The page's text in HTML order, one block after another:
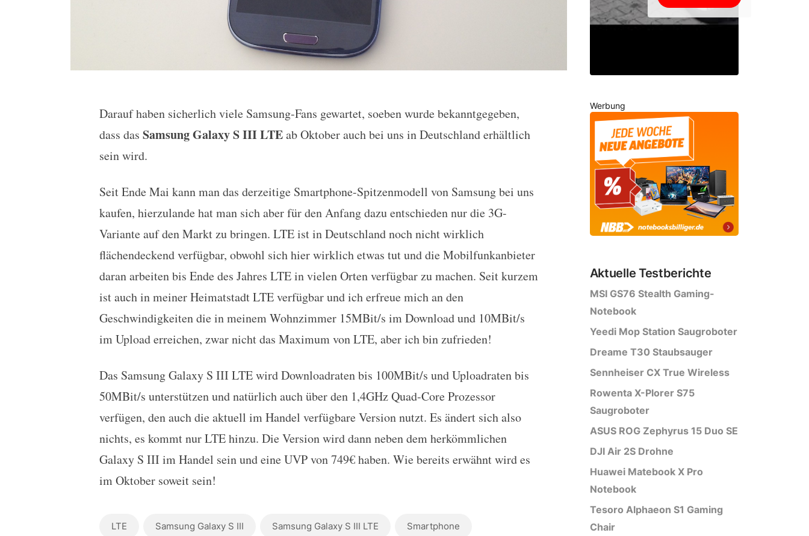
Samsung Galaxy S III LTE ab Oktober auch in Deutschland
Darauf haben sicherlich viele Samsung-Fans gewartet, soeben wurde bekanntgegeben,
dass das Samsung Galaxy S III LTEab Oktober auch bei uns in Deutschland erhältlich
sein wird.
Seit Ende Mai kann man das derzeitige Smartphone-Spitzenmodell von Samsung bei uns
kaufen, hierzulande hat man sich aber für den Anfang dazu entschieden nur die 3G-
Variante auf den Markt zu bringen. LTE ist in Deutschland noch nicht wirklich
flächendeckend verfügbar, obwohl sich hier wirklich etwas tut und die Mobilfunkanbieter
daran arbeiten bis Ende des Jahres LTE in vielen Orten verfügbar zu machen. Seit kurzem
ist auch in meiner Heimatstadt LTE verfügbar und ich erfreue mich an den
Geschwindigkeiten die in meinem Wohnzimmer 15MBit/s im Download und 10MBit/s
im Upload erreichen, zwar nicht das Maximum von LTE, aber ich bin zufrieden!
Das Samsung Galaxy S III LTE wird Downloadraten bis 100MBit/s und Uploadraten bis
50MBit/s unterstützen und natürlich auch über den 1,4GHz Quad-Core Prozessor
verfügen, den auch die aktuell im Handel verfügbare Version nutzt. Es ändert sich also
nichts, es kommt nur LTE hinzu. Die Version wird dann neben dem herkömmlichen
Galaxy S III im Handel sein und eine UVP von 749€ haben. Wie bereits erwähnt wird es
im Oktober soweit sein!
LTE Samsung Galaxy S III Samsung Galaxy S III LTE Smartphone
Werbung
Aktuelle Testberichte
MSI GS76 Stealth Gaming-
Notebook
Yeedi Mop Station Saugroboter
Dreame T30 Staubsauger
Sennheiser CX True Wireless
Rowenta X-Plorer S75
Saugroboter
ASUS ROG Zephyrus 15 Duo SE
DJI Air 2S Drohne
Huawei Matebook X Pro
Notebook
Tesoro Alphaeon S1 Gaming
Chair